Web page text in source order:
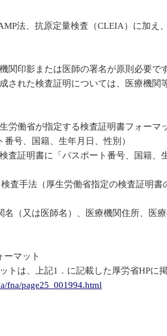
法、抗原定量検査（CLEIA）に加
印影または医師の署名が原則必要で
された検査証明については、医療機
働省が指定する検査証明書フォーマ
号、国籍、生年月日、性別）
査証明書に「パスポート番号、国籍
査手法（厚生労働省指定の検査証明
（又は医師名）、医療機関住所、医
ーマット
トは、上記1．に記載した厚労省HPに
fna/page25_001994.html